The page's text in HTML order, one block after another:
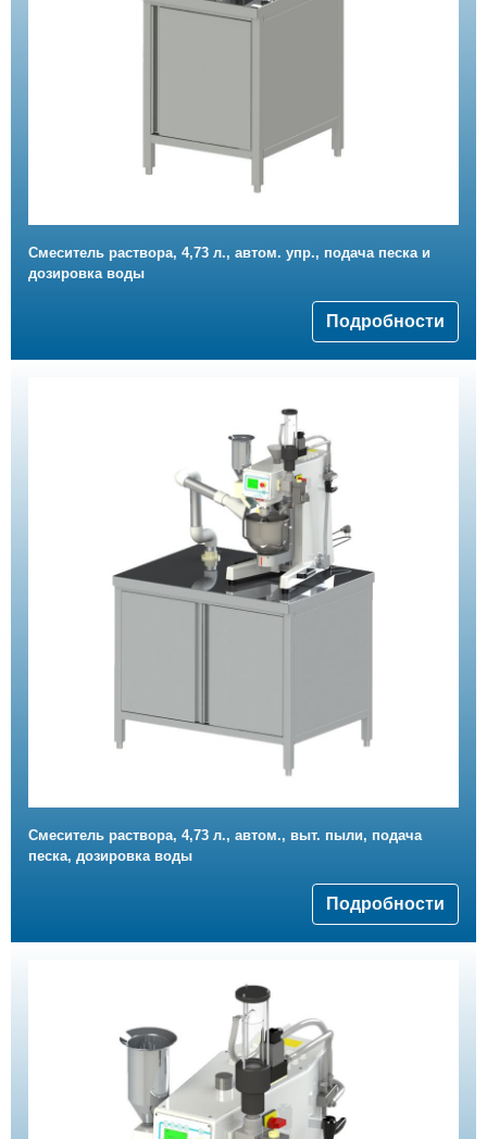
Смеситель раствора, 4,73 л., автом. упр., подача песка и
дозировка воды
Подробности
Смеситель раствора, 4,73 л., автом., выт. пыли, подача
песка, дозировка воды
Подробности